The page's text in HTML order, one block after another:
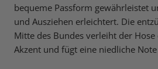
bequeme Passform gewährleistet
und Ausziehen erleichtert. Die
Mitte des Bundes verleiht der
Akzent und fügt eine niedliche